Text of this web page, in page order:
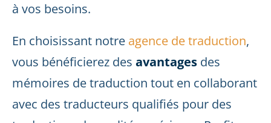
à vos besoins.
En choisissant notre agence de traduction,
vous bénéficierez des avantages des
mémoires de traduction tout en collaborant
avec des traducteurs qualifiés pour des